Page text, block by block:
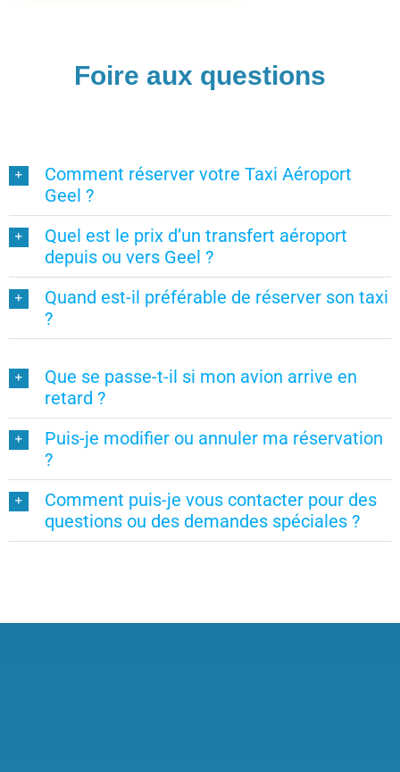
Foire aux questions
Comment réserver votre Taxi Aéroport
Geel ?
Quel est le prix d’un transfert aéroport
depuis ou vers Geel ?
Quand est-il préférable de réserver son taxi
?
Que se passe-t-il si mon avion arrive en
retard ?
Puis-je modifier ou annuler ma réservation
?
Comment puis-je vous contacter pour des
questions ou des demandes spéciales ?